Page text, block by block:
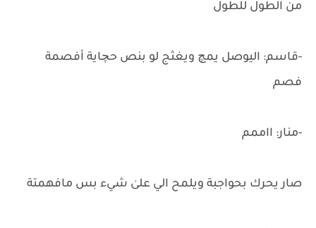
من الطول للطول
-قاسم: اليوصل يمچ ويغثج لو بنص حچاية أفصمة
فصم
-منار: ااممم
صار يحرك بحواجبة ويلمح الي علىٰ شيء بس مافهمتة